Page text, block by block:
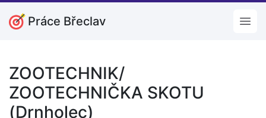
Práce Břeclav
ZOOTECHNIK/
ZOOTECHNIČKA SKOTU
(Drnholec)